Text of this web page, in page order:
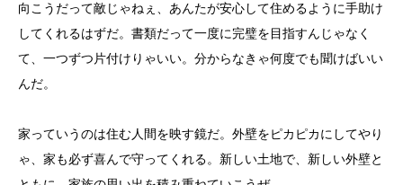
向こうだって敵じゃねぇ、あんたが安心して住めるように手助け
してくれるはずだ。書類だって一度に完璧を目指すんじゃなく
て、一つずつ片付けりゃいい。分からなきゃ何度でも聞けばいい
んだ。
家っていうのは住む人間を映す鏡だ。外壁をピカピカにしてやり
ゃ、家も必ず喜んで守ってくれる。新しい土地で、新しい外壁と